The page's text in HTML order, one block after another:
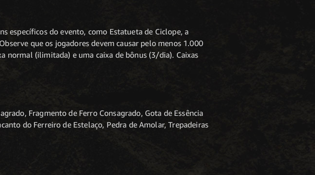
específicos do evento, como Estatueta de Ciclope, a
que os jogadores devem causar pelo menos 1.000
normal (ilimitada) e uma caixa de bônus (3/dia). Caixas
Fragmento de Ferro Consagrado, Gota de Essência
do Ferreiro de Estelaço, Pedra de Amolar, Trepadeiras